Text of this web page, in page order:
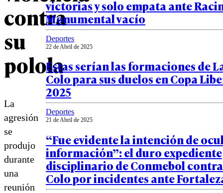
contra
su
polola
La
agresión
se
produjo
durante
una
reunión
victorias y solo empata ante
Monumental vacío
Deportes
22 de Abril de 2025
Estas serían las formaciones de
Colo para sus duelos en Copa
2025
Deportes
21 de Abril de 2025
“Fue evidente la intención de
información”: el duro expediente
disciplinario de Conmebol
Colo por incidentes ante